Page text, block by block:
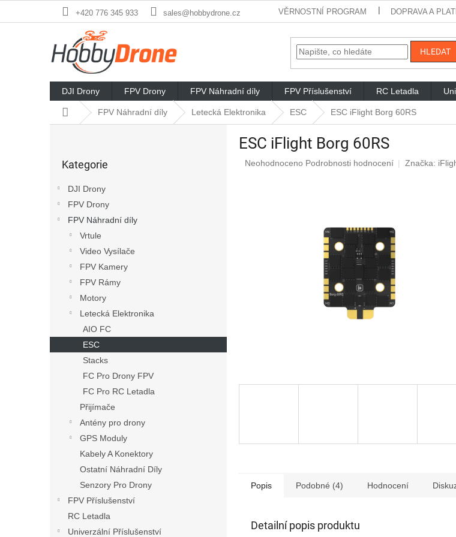
+420 776 345 933 sales@hobbydrone.cz VĚRNOSTNÍ PROGRAM DOPRAVA A
HLEDAT
DJI Drony FPV Drony FPV Náhradní díly FPV Příslušenství RC Letadla
Domů FPV Náhradní díly Letecká Elektronika ESC ESC iFlight Borg 60RS
kategorie
Kategorie
DJI Drony
FPV Drony
FPV Náhradní díly
Vrtule
Video Vysílače
FPV Kamery
FPV Rámy
Motory
Letecká Elektronika
AIO FC
ESC
Stacks
FC Pro Drony FPV
FC Pro RC Letadla
Přijímače
Antény pro drony
GPS Moduly
Kabely A Konektory
Ostatní Náhradní Díly
Senzory Pro Drony
FPV Příslušenství
RC Letadla
Univerzální Příslušenství
ESC iFlight Borg 60RS
Průměrné
Neohodnoceno Podrobnosti hodnocení Značka:
Popis Podobné (4) Hodnocení
Detailní popis produktu